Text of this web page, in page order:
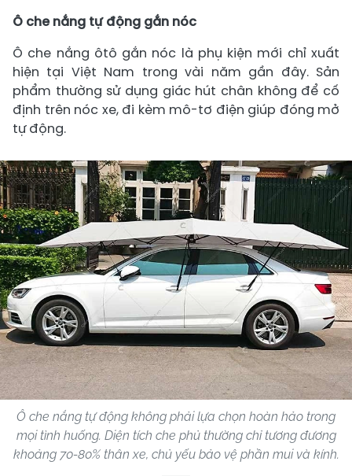
Ô che nắng tự động gắn nóc
Ô che nắng ôtô gắn nóc là phụ kiện mới chỉ xuất
hiện tại Việt Nam trong vài năm gần đây. Sản
phẩm thường sử dụng giác hút chân không để cố
định trên nóc xe, đi kèm mô-tơ điện giúp đóng mở
tự động.
Ô che nắng tự động không phải lựa chọn hoàn hảo trong
mọi tình huống. Diện tích che phủ thường chỉ tương đương
khoảng 70-80% thân xe, chủ yếu bảo vệ phần mui và kính.